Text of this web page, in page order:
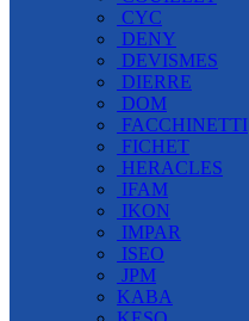
CYC
DENY
DEVISMES
DIERRE
DOM
FACCHINETTI
FICHET
HERACLES
IFAM
IKON
IMPAR
ISEO
JPM
KABA